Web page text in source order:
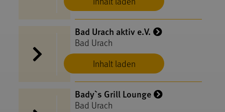
Inhalt laden
Bad Urach aktiv e.V.
Bad Urach
Bady`s Grill Lounge
Bad Urach